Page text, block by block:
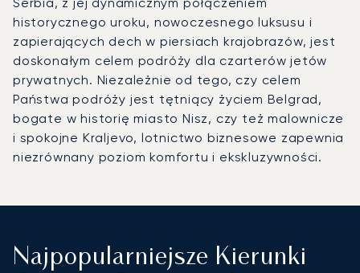
historycznego uroku, nowoczesnego luksusu i
zapierających dech w piersiach krajobrazów, jest
doskonałym celem podróży dla czarterów jetów
prywatnych. Niezależnie od tego, czy celem
Państwa podróży jest tętniący życiem Belgrad,
bogate w historię miasto Nisz, czy też malownicze
i spokojne Kraljevo, lotnictwo biznesowe zapewnia
niezrównany poziom komfortu i ekskluzywności.
Najpopularniejsze Kierunki